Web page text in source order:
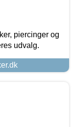
piercinger og
udvalg.